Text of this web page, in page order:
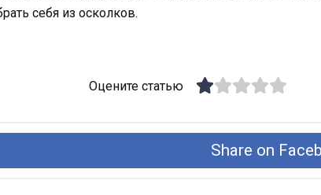
себя из осколков.
Оцените статью
Share on